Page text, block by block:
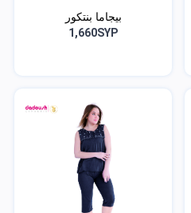
بيجاما بنتكور
1,660SYP